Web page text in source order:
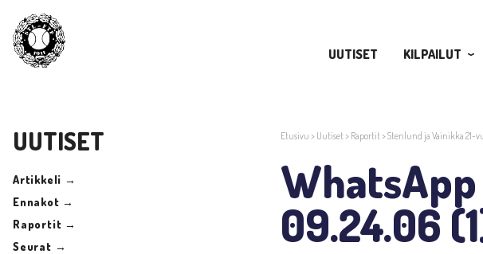
UUTISET
KILPAILUT
UUTISET
Artikkeli →
Ennakot →
Raportit →
Seurat →
Etusivu > Uutiset> Raportit>Stenlund ja Vainikka 21-
09.24.06